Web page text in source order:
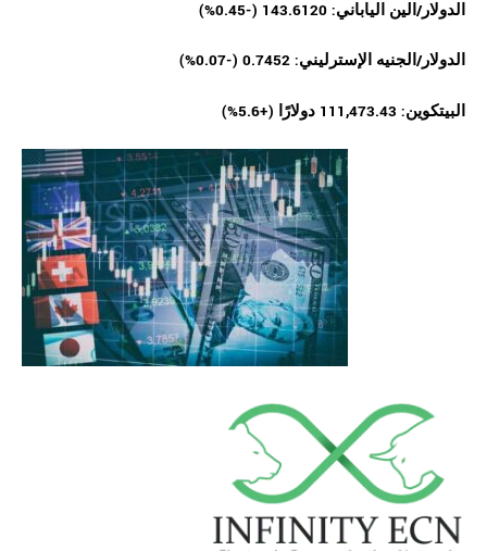
الدولار/الين الياباني: 143.6120 (-0.45%)
الدولار/الجنيه الإسترليني: 0.7452 (-0.07%)
البيتكوين: 111,473.43 دولارًا (+5.6%)